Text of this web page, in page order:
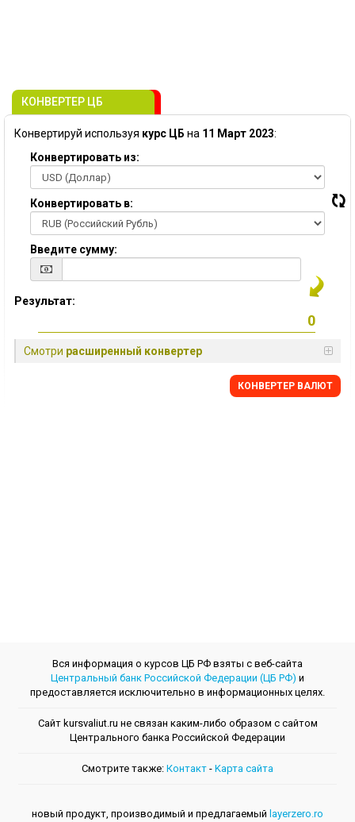
КОНВЕРТЕР ЦБ
Конвертируй используя курс ЦБ на 11 Март 2023:
Конвертировать из:
Конвертировать в:
Введите сумму:
Результат:
Смотри расширенный конвертер
КОНВЕРТЕР ВАЛЮТ
Вся информация о курсов ЦБ РФ взяты с веб-сайта
Центральный банк Российской Федерации (ЦБ РФ) и
предоставляется исключительно в информационных целях.
Сайт kursvaliut.ru не связан каким-либо образом с сайтом
Центрального банкa Российской Федерации
Смотрите также: Контакт - Kарта сайта
новый продукт, производимый и предлагаемый layerzero.ro